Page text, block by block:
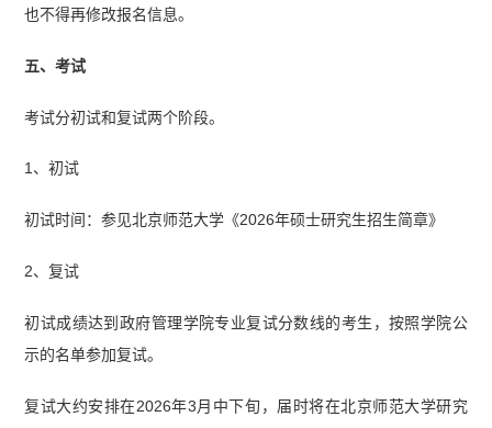
也不得再修改报名信息。
五、考试
考试分初试和复试两个阶段。
1、初试
初试时间：参见北京师范大学《2026年硕士研究生招生简章》
2、复试
初试成绩达到政府管理学院专业复试分数线的考生，按照学院公
示的名单参加复试。
复试大约安排在2026年3月中下旬，届时将在北京师范大学研究